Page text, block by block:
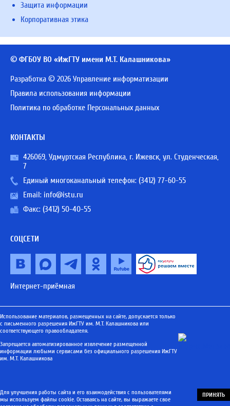
Защита информации
Корпоративная этика
© ФГБОУ ВО «ИжГТУ имени М.Т. Калашникова»
Разработка © 2026 Управление информатизации
Правила использования информации
Политика по обработке Персональных данных
КОНТАКТЫ
426069, Удмуртская Республика, г. Ижевск, ул. Студенческая,
7
Единый многоканальный телефон: (3412) 77-60-55
Email: info@istu.ru
Факс: (3412) 50-40-55
СОЦСЕТИ
Интернет-приёмная
Использование материалов, размещенных на сайте, допускается только
с письменного разрешения ИжГТУ им. М.Т. Калашникова или
соответствующего правообладателя.
Запрещается автоматизированное извлечение размещенной
информации любыми сервисами без официального разрешения ИжГТУ
им. М.Т. Калашникова
Для улучшения работы сайта и его взаимодействия с пользователями
мы используем файлы cookie. Оставаясь на сайте, вы выражаете свое
ПРИНЯТЬ